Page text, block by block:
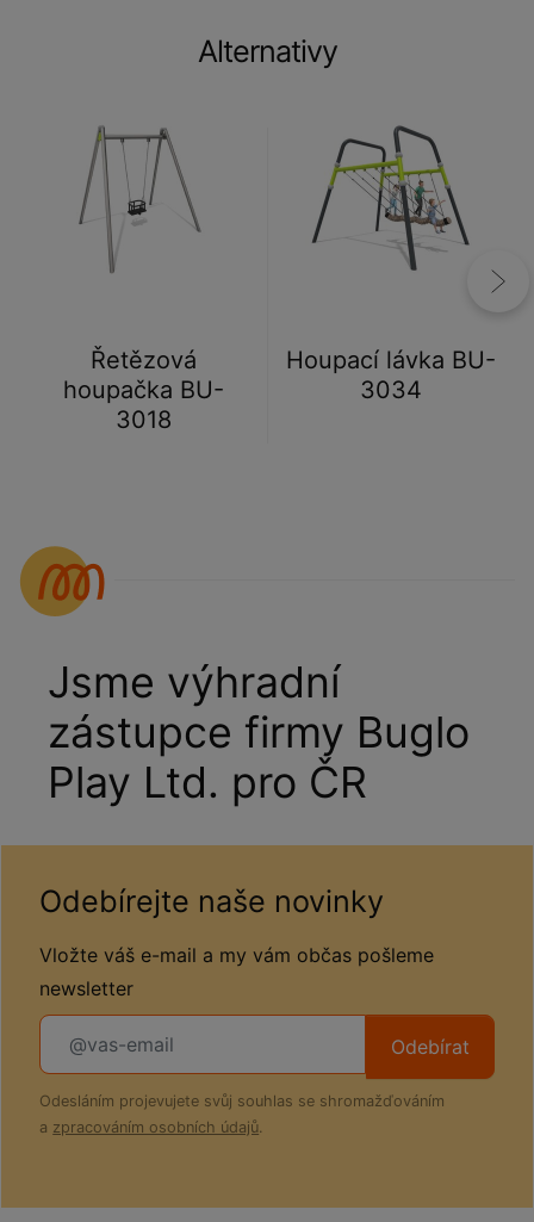
Alternativy
Řetězová
houpačka BU-
3018
Houpací lávka BU-
3034
Jsme výhradní
zástupce firmy Buglo
Play Ltd. pro ČR
Odebírejte naše novinky
Vložte váš e-mail a my vám občas pošleme
newsletter
Odebírat
Odesláním projevujete svůj souhlas se shromažďováním
a zpracováním osobních údajů.